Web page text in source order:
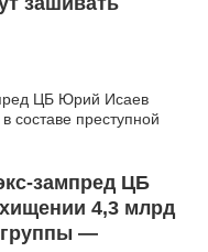
зампред ЦБ
4,3 млрд
группы —